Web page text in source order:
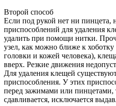
Второй способ
Если под рукой нет ни пинцета,
приспособлений для удаления
удалить при помощи нитки.
узел, как можно ближе к
головки и кожей человека),
вверх. Резкие движения
Для удаления клещей
приспособления. У этих
перед зажимами или пинцетами,
сдавливается, исключается